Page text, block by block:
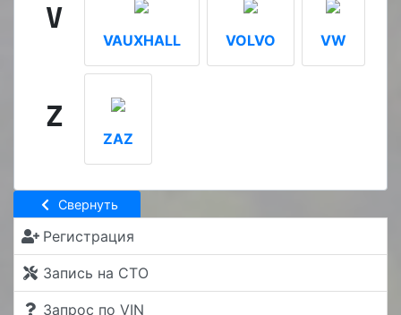
Свернуть
Регистрация
Запись на СТО
Запрос по VIN
V
VAUXHALL VOLVO VW
Z
ZAZ